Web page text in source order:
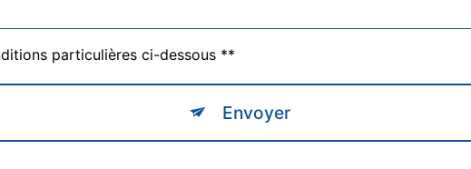
particulières ci-dessous **
Envoyer